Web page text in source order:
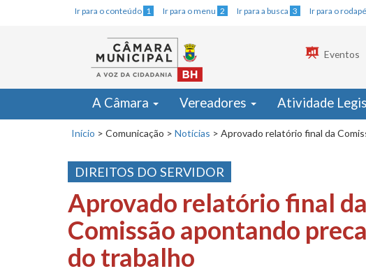
Ir para o conteúdo 1 Ir para o menu 2 Ir para a busca 3 Ir para o rodapé
Eventos
A Câmara Vereadores Atividade
Início > Comunicação > Notícias > Aprovado relatório final da
DIREITOS DO SERVIDOR
Aprovado relatório final da
Comissão apontando
do trabalho